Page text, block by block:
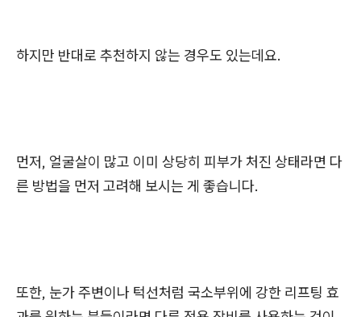
하지만 반대로 추천하지 않는 경우도 있는데요.
먼저, 얼굴살이 많고 이미 상당히 피부가 처진 상태라면 다
른 방법을 먼저 고려해 보시는 게 좋습니다.
또한, 눈가 주변이나 턱선처럼 국소부위에 강한 리프팅 효